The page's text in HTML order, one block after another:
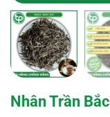
Nhân Trần Bắc